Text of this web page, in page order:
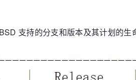
支持的分支和版本及其计划的生